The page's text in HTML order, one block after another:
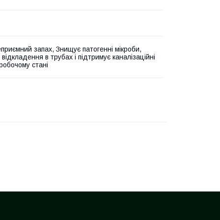
запах, Знищує патогенні мікроби,
відкладення в трубах і підтримує каналізаційні
стані